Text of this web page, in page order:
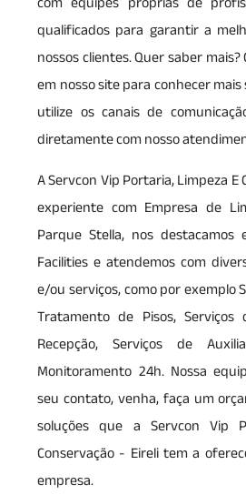
qualificados para garantir a
nossos clientes. Quer saber
em nosso site para conhecer
utilize os canais de
diretamente com nosso
A Servcon Vip Portaria, Limpeza E
experiente com Empresa de
Parque Stella, nos destacamos
Facilities e atendemos com
e/ou serviços, como por exemplo
Tratamento de Pisos, Serviços
Recepção, Serviços de
Monitoramento 24h. Nossa
seu contato, venha, faça um
soluções que a Servcon Vip
Conservação - Eireli tem a
empresa.